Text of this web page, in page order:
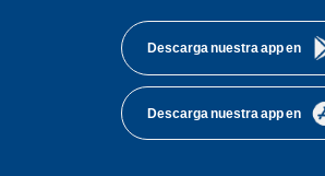
Descarga nuestra app en
Descarga nuestra app en